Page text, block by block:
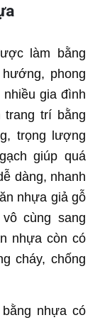
làm bằng
phong
gia đình
trang trí bằng
trọng lượng
giúp quá
dàng, nhanh
nhựa giả gỗ
cùng sang
nhựa còn có
cháy, chống
nhựa có